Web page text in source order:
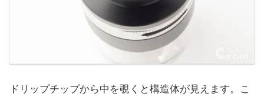
ドリップチップから中を覗くと構造体が見えます。こ